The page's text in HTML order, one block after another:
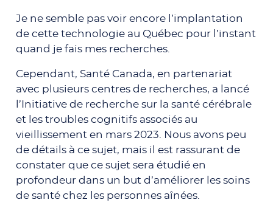
Je ne semble pas voir encore l’implantation
de cette technologie au Québec pour l’instant
quand je fais mes recherches.
Cependant, Santé Canada, en partenariat
avec plusieurs centres de recherches, a lancé
l’Initiative de recherche sur la santé cérébrale
et les troubles cognitifs associés au
vieillissement en mars 2023. Nous avons peu
de détails à ce sujet, mais il est rassurant de
constater que ce sujet sera étudié en
profondeur dans un but d’améliorer les soins
de santé chez les personnes aînées.